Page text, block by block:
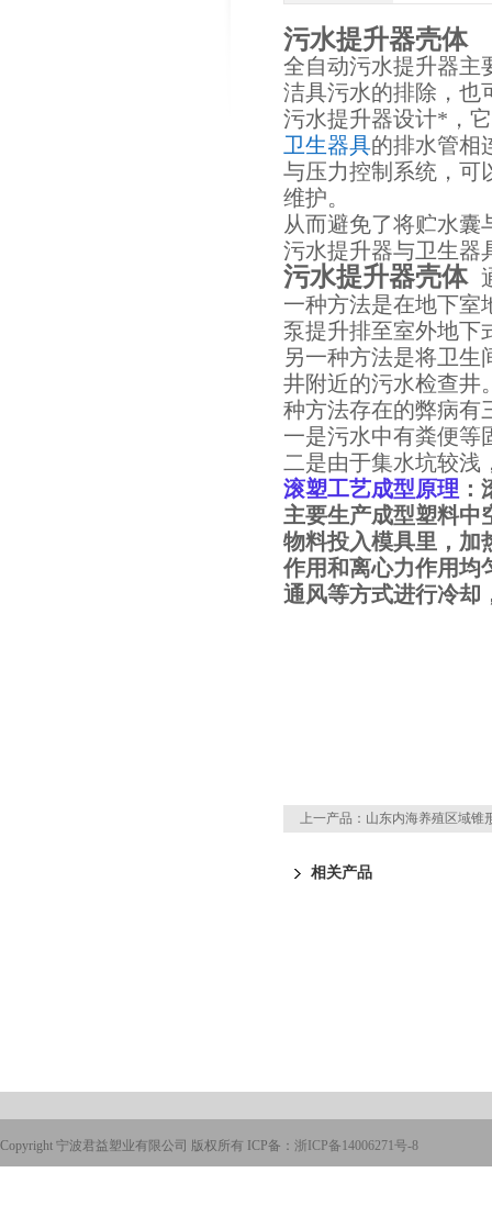
污水提升器壳体
全自动污水提升器主
洁具污水的排除，也
污水提升器设计*，
卫生器具的排水管相
与压力控制系统，可
维护。
从而避免了将贮水囊
污水提升器与卫生器
污水提升器壳体
一种方法是在地下室
泵提升排至室外地下
另一种方法是将卫
井附近的污水检查井
种方法存在的弊病有
一是污水中有粪便等
二是由于集水坑较浅
滚塑工艺成型原理
主要生产成型塑料中
物料投入模具里，加
作用和离心力作用均
通风等方式进行冷却
上一产品： 山东内海养殖区域锥
相关产品
Copyright 宁波君益塑业有限公司 版权所有 ICP备： 浙ICP备14006271号-8